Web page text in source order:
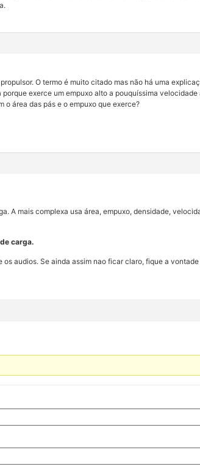
O termo é muito citado mas não há uma
exerce um empuxo alto a pouquíssima
o área das pás e o empuxo que exerce?
A mais complexa usa área, empuxo, densidade,
carga.
audios. Se ainda assim nao ficar claro, fique a